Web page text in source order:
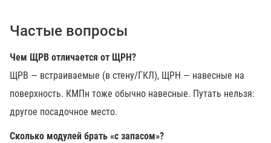
Частые вопросы
Чем ЩРВ отличается от ЩРН?
ЩРВ — встраиваемые (в стену/ГКЛ), ЩРН — навесные на
поверхность. КМПн тоже обычно навесные. Путать нельзя:
другое посадочное место.
Сколько модулей брать «с запасом»?